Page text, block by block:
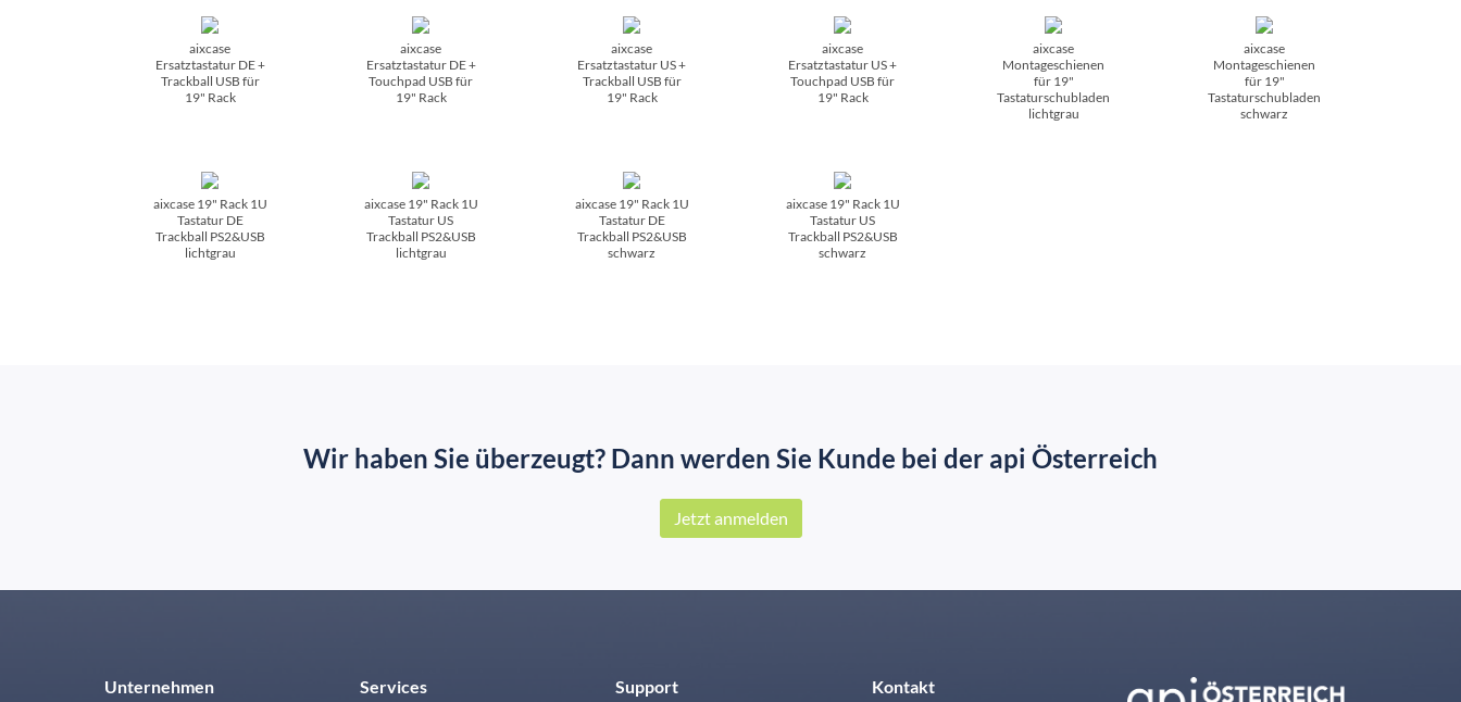
aixcase
Ersatztastatur DE +
Trackball USB für
19" Rack
aixcase
Ersatztastatur DE +
Touchpad USB für
19" Rack
aixcase
Ersatztastatur US +
Trackball USB für
19" Rack
aixcase
Ersatztastatur US +
Touchpad USB für
19" Rack
aixcase
Montageschienen
für 19"
Tastaturschubladen
lichtgrau
aixcase
Montageschienen
für 19"
Tastaturschubladen
schwarz
aixcase 19" Rack 1U
Tastatur DE
Trackball PS2&USB
lichtgrau
aixcase 19" Rack 1U
Tastatur US
Trackball PS2&USB
lichtgrau
aixcase 19" Rack 1U
Tastatur DE
Trackball PS2&USB
schwarz
aixcase 19" Rack 1U
Tastatur US
Trackball PS2&USB
schwarz
Wir haben Sie überzeugt? Dann werden Sie Kunde bei der api Österreich
Jetzt anmelden
Unternehmen Services Support Kontakt